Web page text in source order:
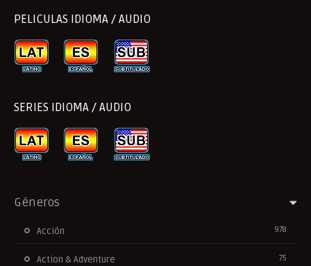
PELICULAS IDIOMA / AUDIO
SERIES IDIOMA / AUDIO
Géneros
Acción 978
Action & Adventure 75